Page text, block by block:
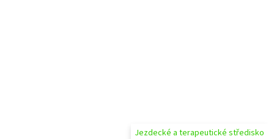
Jezdecké a terapeutické středisko